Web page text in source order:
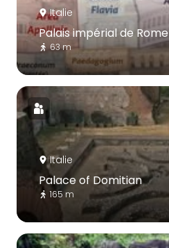
Italie
Palais impérial de Rome
63 m
Italie
Palace of Domitian
165 m